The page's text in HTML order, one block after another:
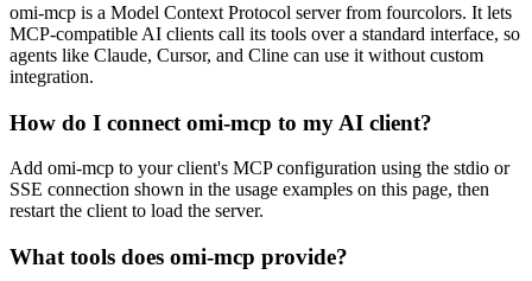
omi-mcp is a Model Context Protocol server from fourcolors. It lets
MCP-compatible AI clients call its tools over a standard interface, so
agents like Claude, Cursor, and Cline can use it without custom
integration.
How do I connect omi-mcp to my AI client?
Add omi-mcp to your client's MCP configuration using the stdio or
SSE connection shown in the usage examples on this page, then
restart the client to load the server.
What tools does omi-mcp provide?